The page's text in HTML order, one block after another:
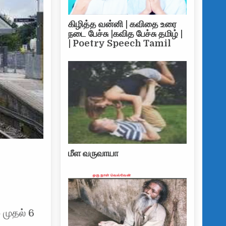
6
கிழித்த வன்னி | கவிதை உரை
நடை பேச்சு |கவித பேச்சு தமிழ் |
| Poetry Speech Tamil
மீள வருவாயா